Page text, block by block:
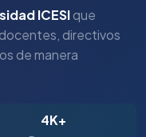
ICESIque
directivos
de manera
4K+